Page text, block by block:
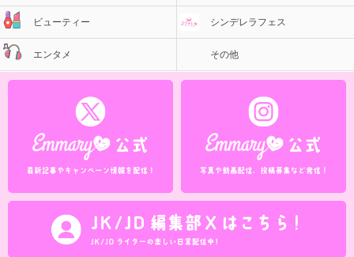
ビューティー シンデレラフェス
エンタメ その他